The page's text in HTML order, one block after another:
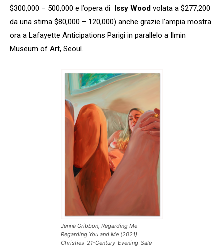
$300,000 – 500,000 e l’opera di Issy Wood volata a $277,200
da una stima $80,000 – 120,000) anche grazie l’ampia mostra
ora a Lafayette Anticipations Parigi in parallelo a Ilmin
Museum of Art, Seoul.
Jenna Gribbon, Regarding Me
Regarding You and Me (2021)
Christies-21-Century-Evening-Sale